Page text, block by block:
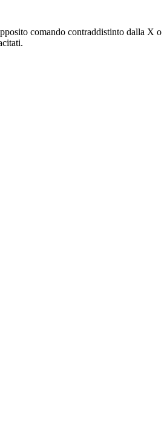
comando contraddistinto dalla X